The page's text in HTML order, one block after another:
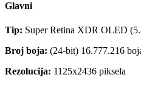
Glavni
Tip: Super Retina XDR OLED
Broj boja: (24-bit) 16.777.216
Rezolucija: 1125x2436 piksela